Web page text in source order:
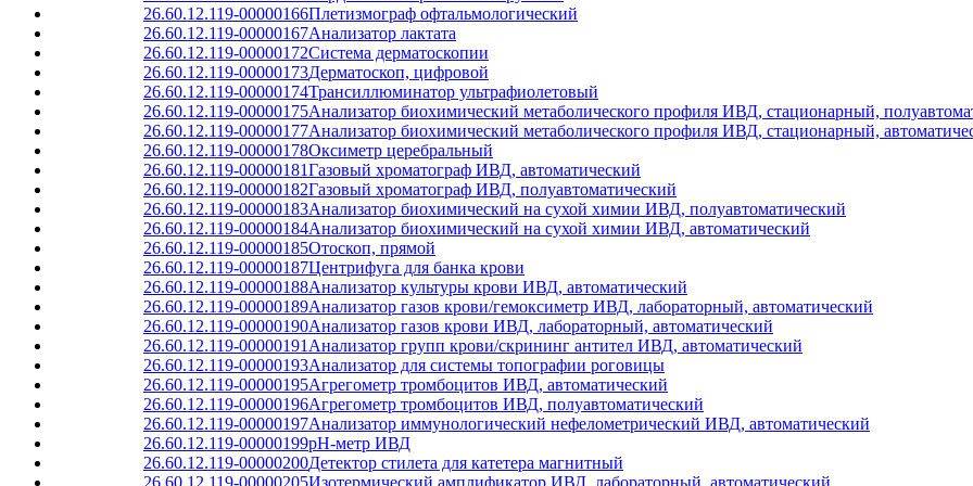
26.60.12.119-00000166Плетизмограф офтальмологический
26.60.12.119-00000167Анализатор лактата
26.60.12.119-00000172Система дерматоскопии
26.60.12.119-00000173Дерматоскоп, цифровой
26.60.12.119-00000174Трансиллюминатор ультрафиолетовый
26.60.12.119-00000175Анализатор биохимический метаболического профиля ИВД, стационарный,
26.60.12.119-00000177Анализатор биохимический метаболического профиля ИВД, стационарный,
26.60.12.119-00000178Оксиметр церебральный
26.60.12.119-00000181Газовый хроматограф ИВД, автоматический
26.60.12.119-00000182Газовый хроматограф ИВД, полуавтоматический
26.60.12.119-00000183Анализатор биохимический на сухой химии ИВД, полуавтоматический
26.60.12.119-00000184Анализатор биохимический на сухой химии ИВД, автоматический
26.60.12.119-00000185Отоскоп, прямой
26.60.12.119-00000187Центрифуга для банка крови
26.60.12.119-00000188Анализатор культуры крови ИВД, автоматический
26.60.12.119-00000189Анализатор газов крови/гемоксиметр ИВД, лабораторный, автоматический
26.60.12.119-00000190Анализатор газов крови ИВД, лабораторный, автоматический
26.60.12.119-00000191 Анализатор групп крови/скрининг антител ИВД, автоматический
26.60.12.119-00000193Анализатор для системы топографии роговицы
26.60.12.119-00000195Агрегометр тромбоцитов ИВД, автоматический
26.60.12.119-00000196Агрегометр тромбоцитов ИВД, полуавтоматический
26.60.12.119-00000197Анализатор иммунологический нефелометрический ИВД, автоматический
26.60.12.119-00000199pH-метр ИВД
26.60.12.119-00000200Детектор стилета для катетера магнитный
26.60.12.119-00000205Изотермический амплификатор ИВД, лабораторный, автоматический